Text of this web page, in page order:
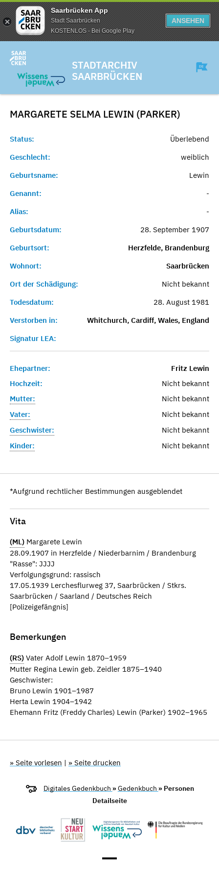
Saarbrücken App
Stadt Saarbrücken
KOSTENLOS - Bei Google Play
ANSEHEN
STADTARCHIV
SAARBRÜCKEN
MARGARETE SELMA LEWIN (PARKER)
Status:
Überlebend
Geschlecht:
weiblich
Geburtsname:
Lewin
Genannt:
-
Alias:
-
Geburtsdatum:
28. September 1907
Geburtsort:
Herzfelde, Brandenburg
Wohnort:
Saarbrücken
Ort der Schädigung:
Nicht bekannt
Todesdatum:
28. August 1981
Verstorben in:
Whitchurch, Cardiff, Wales, England
Signatur LEA:
Ehepartner:
Fritz Lewin
Hochzeit:
Nicht bekannt
Mutter:
Nicht bekannt
Vater:
Nicht bekannt
Geschwister:
Nicht bekannt
Kinder:
Nicht bekannt
*Aufgrund rechtlicher Bestimmungen ausgeblendet
Vita
(ML) Margarete Lewin
28.09.1907 in Herzfelde / Niederbarnim / Brandenburg
"Rasse": JJJJ
Verfolgungsgrund: rassisch
17.05.1939 Lerchesflurweg 37, Saarbrücken / Stkrs.
Saarbrücken / Saarland / Deutsches Reich
[Polizeigefängnis]
Bemerkungen
(RS) Vater Adolf Lewin 1870–1959
Mutter Regina Lewin geb. Zeidler 1875–1940
Geschwister:
Bruno Lewin 1901–1987
Herta Lewin 1904–1942
Ehemann Fritz (Freddy Charles) Lewin (Parker) 1902–1965
» Seite vorlesen | » Seite drucken
Digitales Gedenkbuch »Gedenkbuch » Personen
Detailseite